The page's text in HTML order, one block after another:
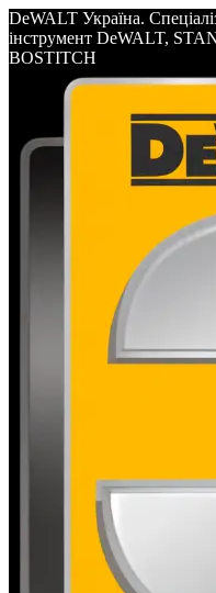
DeWALT Україна.
інструмент DeWALT,
BOSTITCH